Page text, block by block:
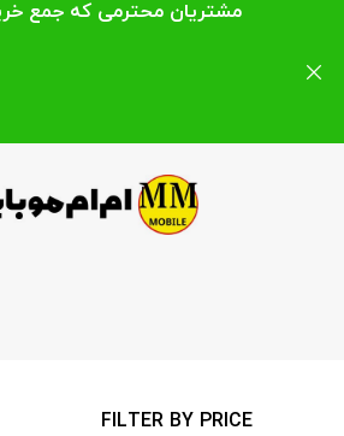
FILTER BY PRICE